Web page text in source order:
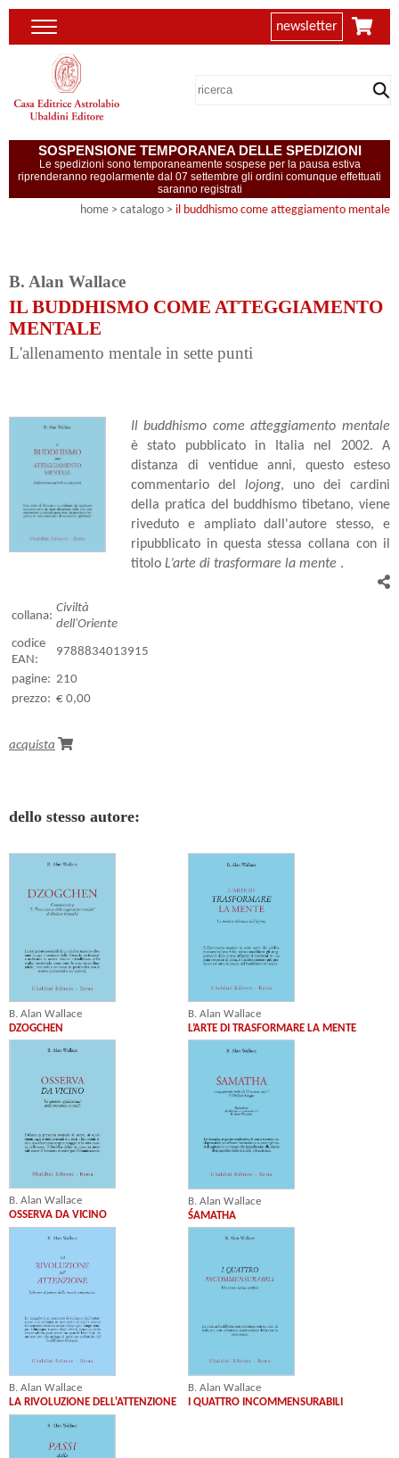
newsletter
SOSPENSIONE TEMPORANEA DELLE SPEDIZIONI
Le spedizioni sono temporaneamente sospese per la pausa estiva
riprenderanno regolarmente dal 07 settembre gli ordini comunque effettuati
saranno registrati
home > catalogo > il buddhismo come atteggiamento mentale
B. Alan Wallace
IL BUDDHISMO COME ATTEGGIAMENTO
MENTALE
L'allenamento mentale in sette punti
Il buddhismo come atteggiamento mentale
è stato pubblicato in Italia nel 2002. A
distanza di ventidue anni, questo esteso
commentario del lojong, uno dei cardini
della pratica del buddhismo tibetano, viene
riveduto e ampliato dall'autore stesso, e
ripubblicato in questa stessa collana con il
titolo L’arte di trasformare la mente .
collana:
Civiltà
dell'Oriente
codice
EAN:
9788834013915
pagine: 210
prezzo: € 0,00
acquista
dello stesso autore:
B. Alan Wallace
DZOGCHEN
B. Alan Wallace
L’ARTE DI TRASFORMARE LA MENTE
B. Alan Wallace
OSSERVA DA VICINO
B. Alan Wallace
ŚAMATHA
B. Alan Wallace
LA RIVOLUZIONE DELL'ATTENZIONE
B. Alan Wallace
I QUATTRO INCOMMENSURABILI